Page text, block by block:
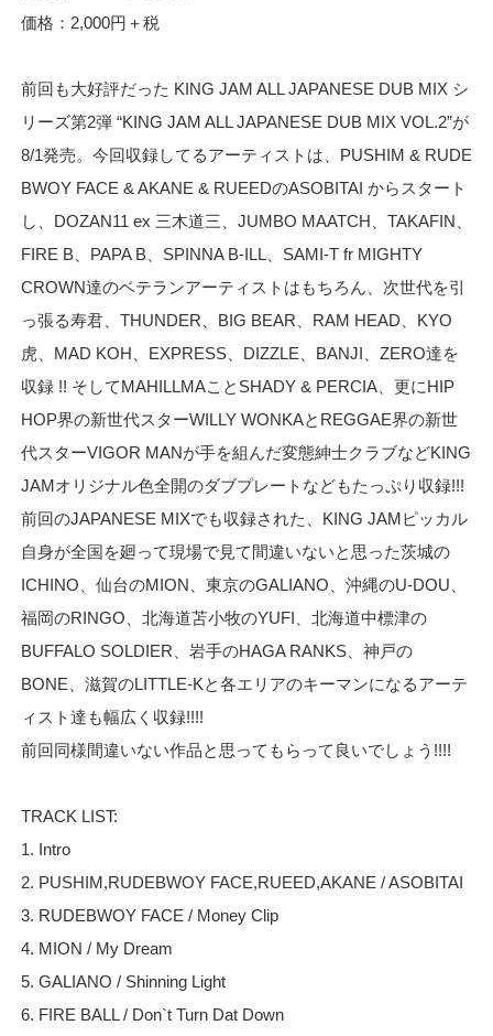
価格：2,000円＋税
前回も大好評だった KING JAM ALL JAPANESE DUB MIX シ
リーズ第2弾 “KING JAM ALL JAPANESE DUB MIX VOL.2”が
8/1発売。今回収録してるアーティストは、PUSHIM & RUDE
BWOY FACE & AKANE & RUEEDのASOBITAI からスタート
し、DOZAN11 ex 三木道三、JUMBO MAATCH、TAKAFIN、
FIRE B、PAPA B、SPINNA B-ILL、SAMI-T fr MIGHTY
CROWN達のベテランアーティストはもちろん、次世代を引
っ張る寿君、THUNDER、BIG BEAR、RAM HEAD、KYO
虎、MAD KOH、EXPRESS、DIZZLE、BANJI、ZERO達を
収録 !! そしてMAHILLMAことSHADY & PERCIA、更にHIP
HOP界の新世代スターWILLY WONKAとREGGAE界の新世
代スターVIGOR MANが手を組んだ変態紳士クラブなどKING
JAMオリジナル色全開のダブプレートなどもたっぷり収録!!!
前回のJAPANESE MIXでも収録された、KING JAMピッカル
自身が全国を廻って現場で見て間違いないと思った茨城の
ICHINO、仙台のMION、東京のGALIANO、沖縄のU-DOU、
福岡のRINGO、北海道苫小牧のYUFI、北海道中標津の
BUFFALO SOLDIER、岩手のHAGA RANKS、神戸の
BONE、滋賀のLITTLE-Kと各エリアのキーマンになるアーテ
ィスト達も幅広く収録!!!!
前回同様間違いない作品と思ってもらって良いでしょう!!!!
TRACK LIST:
1. Intro
2. PUSHIM,RUDEBWOY FACE,RUEED,AKANE / ASOBITAI
3. RUDEBWOY FACE / Money Clip
4. MION / My Dream
5. GALIANO / Shinning Light
6. FIRE BALL / Don`t Turn Dat Down